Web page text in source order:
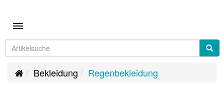
Toggle navigation
Bekleidung Regenbekleidung